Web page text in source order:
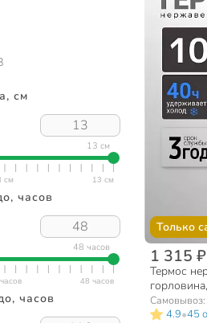
см
13 см
часов
48 часов
часов
Только
1 315 ₽
Термос
сталь, 2
Самовывоз:
4.9•45